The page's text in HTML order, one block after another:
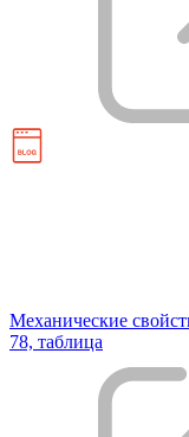
Механические
78, таблица